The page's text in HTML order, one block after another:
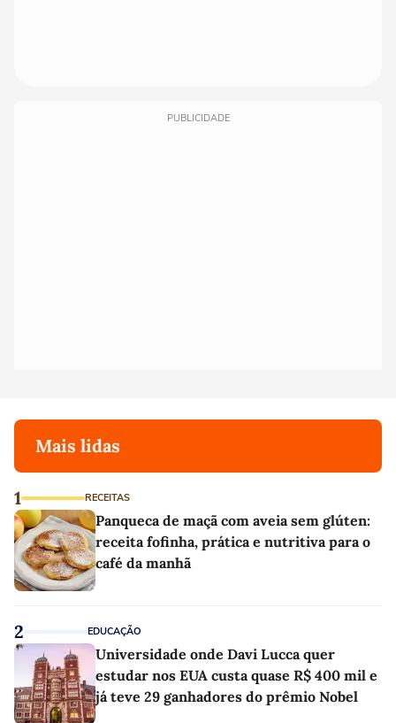
PUBLICIDADE
Mais lidas
1 RECEITAS
Panqueca de maçã com aveia sem glúten:
receita fofinha, prática e nutritiva para o
café da manhã
2 EDUCAÇÃO
Universidade onde Davi Lucca quer
estudar nos EUA custa quase R$ 400 mil e
já teve 29 ganhadores do prêmio Nobel